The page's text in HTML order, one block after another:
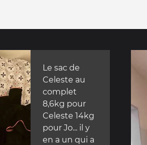
Le sac de
Celeste au
complet
8,6kg pour
Celeste 14kg
pour Jo... il y
en a un qui a